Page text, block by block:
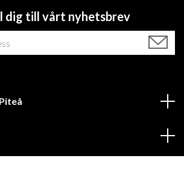
dig till vårt nyhetsbrev